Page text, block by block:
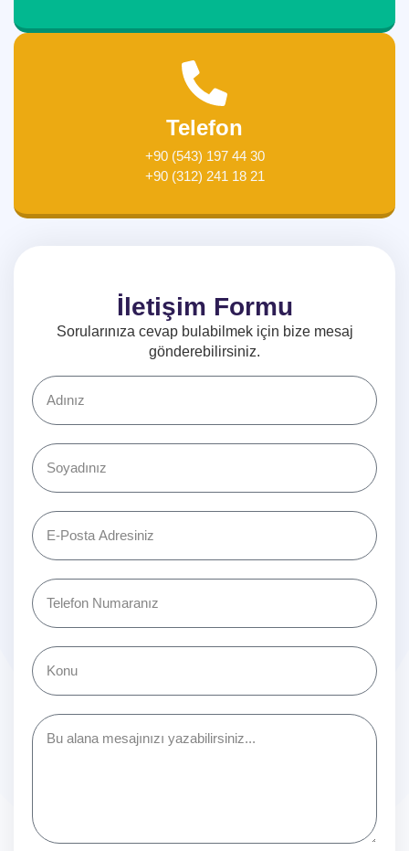
Telefon
+90 (543) 197 44 30
+90 (312) 241 18 21
İletişim Formu
Sorularınıza cevap bulabilmek için bize mesaj
gönderebilirsiniz.